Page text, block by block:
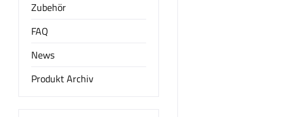
Zubehör
FAQ
News
Produkt Archiv